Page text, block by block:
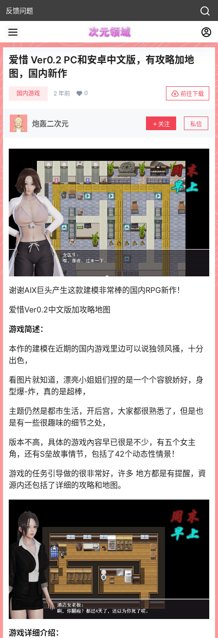
反馈问题
爱惜 Ver0.2 PC和安卓中文版，有攻略加地
图，国内新作
国内游戏 2 年前 0 前往下载
炮轰二次元 关注 私信
谢谢AIX巨头产生这款建模非常棒的国内RPG新作！
爱惜Ver0.2中文版加攻略地图
游戏简述：
本作的建模在近期的国内游戏里边可以说独领风搔，十分
出色，
看图片就知道，漂亮小姐姐们捏的是一个个容貌娇好，身
型爆-炸，真的是超棒，
主题仍然是都市生活，开后宫，大家都很熟悉了，但是也
是有一些很趣味的细节之处，
版本不高，具体的游戏內容早已很是不少，有五个女主
角，还有S垒故事情节，包括了42个动态性情景！
游戏的任务引导做的很非常好，许多 地方都是有提醒，資
源内还包括了详细的攻略和地图。
游戏详细介绍：